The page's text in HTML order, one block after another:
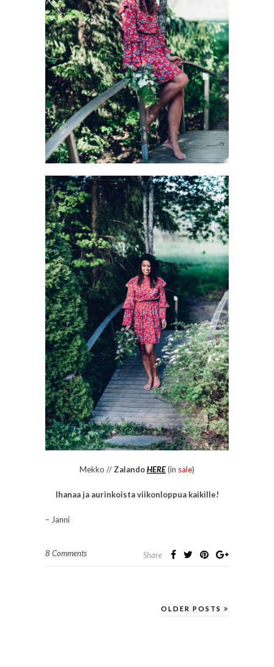
Mekko // ZalandoHERE(in sale)
Ihanaa ja aurinkoista viikonloppua kaikille!
– Janni
8 Comments Share
OLDER POSTS